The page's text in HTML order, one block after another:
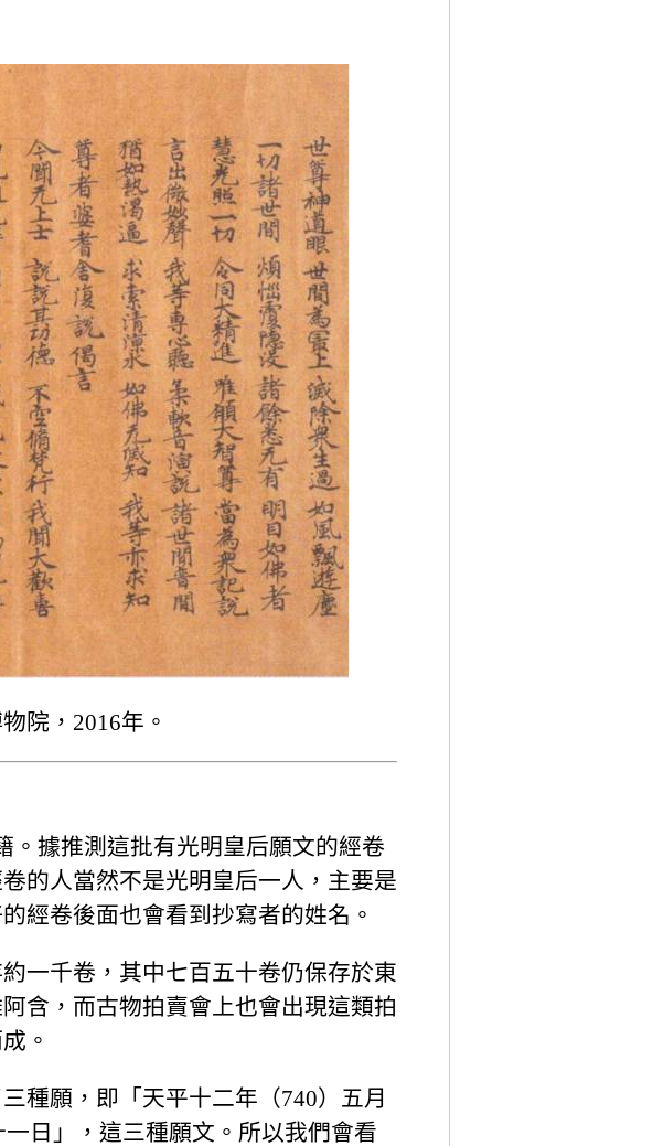
院，2016年。
。據推測這批有光明皇后願文的經卷
的人當然不是光明皇后一人，主要是
經卷後面也會看到抄寫者的姓名。
一千卷，其中七百五十卷仍保存於東
含，而古物拍賣會上也會出現這類拍
。
種願，即「天平十二年（740）五月
日」，這三種願文。所以我們會看